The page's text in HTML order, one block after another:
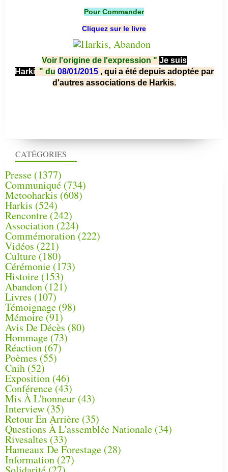
CATÉGORIES
Presse (1377)
Communiqué (734)
Metooharkis (608)
Harkis (524)
Rencontre (242)
Association (224)
Commémoration(222)
Vidéos (221)
Culture(180)
Cérémonie (173)
Histoire (153)
Abandon(121)
Livres (107)
Témoignage (98)
Mémoire (91)
Avis De Décès (80)
Hommage (73)
Réaction(67)
Poèmes (55)
Cnih (52)
Exposition (46)
Conférence(43)
Mis À L'honneur (43)
Interview (35)
Retour En Arrière (35)
Questions À L'assemblée Nationale (34)
Rivesaltes (33)
Hameaux De Forestage (28)
Information (27)
Pour Commander
Cliquez sur le livre
Voir l'origine de l'expression " Je suis
Harki " du 08/01/2015 , qui a été depuis adoptée par
d'autres associations de Harkis.